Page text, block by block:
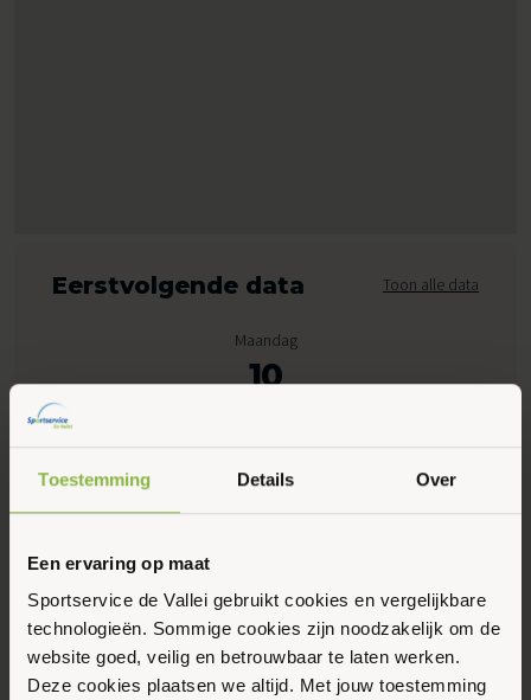
Toestemming Details Over
Een ervaring op maat
Sportservice de Vallei gebruikt cookies en vergelijkbare
technologieën. Sommige cookies zijn noodzakelijk om de
website goed, veilig en betrouwbaar te laten werken.
Deze cookies plaatsen we altijd. Met jouw toestemming
Eerstvolgende data Toon alle data
Maandag
10
09:15 - 10:15
Marktplein 10, Ederveen
Maak favoriet
Gerelateerde activiteiten